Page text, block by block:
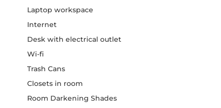
Laptop workspace
Internet
Desk with electrical outlet
Wi-fi
Trash Cans
Closets in room
Room Darkening Shades